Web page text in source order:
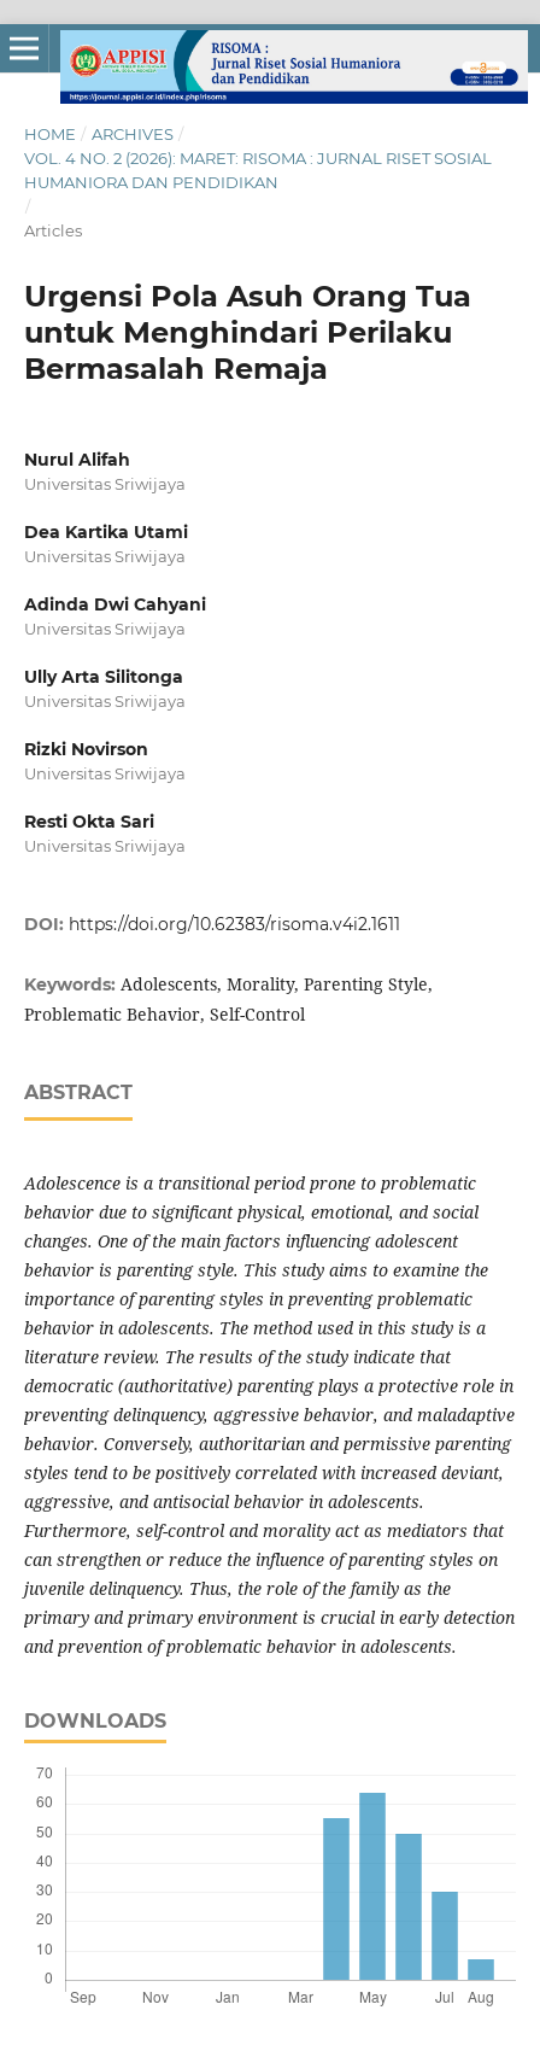
HOME / ARCHIVES /
VOL. 4 NO. 2 (2026): MARET: RISOMA : JURNAL RISET SOSIAL
HUMANIORA DAN PENDIDIKAN
/
Articles
Urgensi Pola Asuh Orang Tua
untuk Menghindari Perilaku
Bermasalah Remaja
Nurul Alifah
Universitas Sriwijaya
Dea Kartika Utami
Universitas Sriwijaya
Adinda Dwi Cahyani
Universitas Sriwijaya
Ully Arta Silitonga
Universitas Sriwijaya
Rizki Novirson
Universitas Sriwijaya
Resti Okta Sari
Universitas Sriwijaya
DOI: https://doi.org/10.62383/risoma.v4i2.1611
Keywords: Adolescents, Morality, Parenting Style,
Problematic Behavior, Self-Control
ABSTRACT
Adolescence is a transitional period prone to problematic
behavior due to significant physical, emotional, and social
changes. One of the main factors influencing adolescent
behavior is parenting style. This study aims to examine the
importance of parenting styles in preventing problematic
behavior in adolescents. The method used in this study is a
literature review. The results of the study indicate that
democratic (authoritative) parenting plays a protective role in
preventing delinquency, aggressive behavior, and maladaptive
behavior. Conversely, authoritarian and permissive parenting
styles tend to be positively correlated with increased deviant,
aggressive, and antisocial behavior in adolescents.
Furthermore, self-control and morality act as mediators that
can strengthen or reduce the influence of parenting styles on
juvenile delinquency. Thus, the role of the family as the
primary and primary environment is crucial in early detection
and prevention of problematic behavior in adolescents.
DOWNLOADS